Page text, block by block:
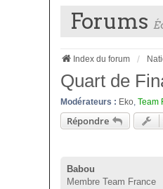
Guide rapide
site officiel du jeu.
Forums
Index du forum
Quart de
Modérateurs : Eko, Team
Répondre
Babou
Membre Team France